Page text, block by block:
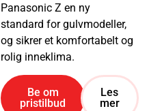
Panasonic Z en ny
standard for gulvmodeller,
og sikrer et komfortabelt og
rolig inneklima.
Be om
pristilbud
Les
mer